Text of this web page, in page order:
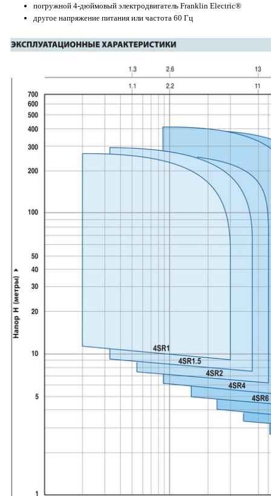
погружной 4-дюймовый электродвигатель Franklin Electric®
другое напряжение питания или частота 60 Гц